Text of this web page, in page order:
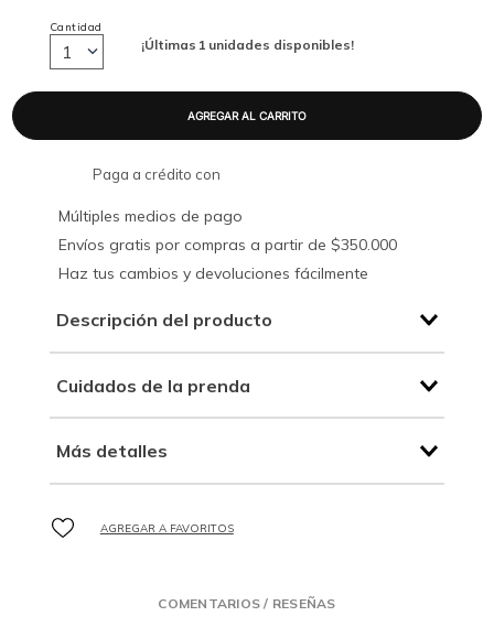
¡Últimas 1 unidades disponibles!
Cantidad
1
Paga a crédito con
Múltiples medios de pago
Envíos gratis por compras a partir de $350.000
Haz tus cambios y devoluciones fácilmente
Descripción del producto
Cuidados de la prenda
Más detalles
COMENTARIOS / RESEÑAS